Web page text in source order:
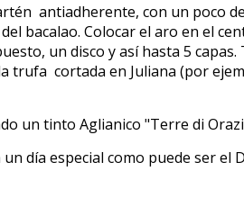
antiadherente, con un poco
bacalao. Colocar el aro en el
un disco y así hasta 5
trufa cortada en Juliana (por
un tinto Aglianico "Terre di
día especial como puede ser el